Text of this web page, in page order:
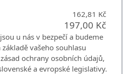
162,81 Kč
197,00 Kč
u nás v bezpečí a budeme
základě vašeho souhlasu
ochrany osobních údajů,
a evropské legislativy.